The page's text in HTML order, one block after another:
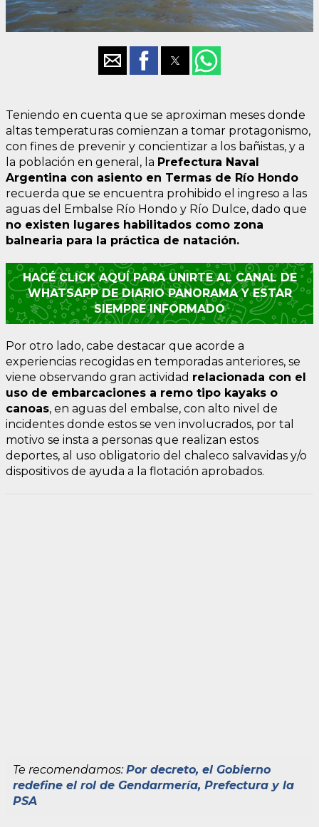
Teniendo en cuenta que se aproximan meses donde
altas temperaturas comienzan a tomar protagonismo,
con fines de prevenir y concientizar a los bañistas, y a
la población en general, la Prefectura Naval
Argentina con asiento en Termas de Río Hondo
recuerda que se encuentra prohibido el ingreso a las
aguas del Embalse Río Hondo y Río Dulce, dado que
no existen lugares habilitados como zona
balnearia para la práctica de natación.
HACÉ CLICK AQUÍ PARA UNIRTE AL CANAL DE
WHATSAPP DE DIARIO PANORAMA Y ESTAR
SIEMPRE INFORMADO
Por otro lado, cabe destacar que acorde a
experiencias recogidas en temporadas anteriores, se
viene observando gran actividad relacionada con el
uso de embarcaciones a remo tipo kayaks o
canoas, en aguas del embalse, con alto nivel de
incidentes donde estos se ven involucrados, por tal
motivo se insta a personas que realizan estos
deportes, al uso obligatorio del chaleco salvavidas y/o
dispositivos de ayuda a la flotación aprobados.
Te recomendamos:Por decreto, el Gobierno
redefine el rol de Gendarmería, Prefectura y la
PSA